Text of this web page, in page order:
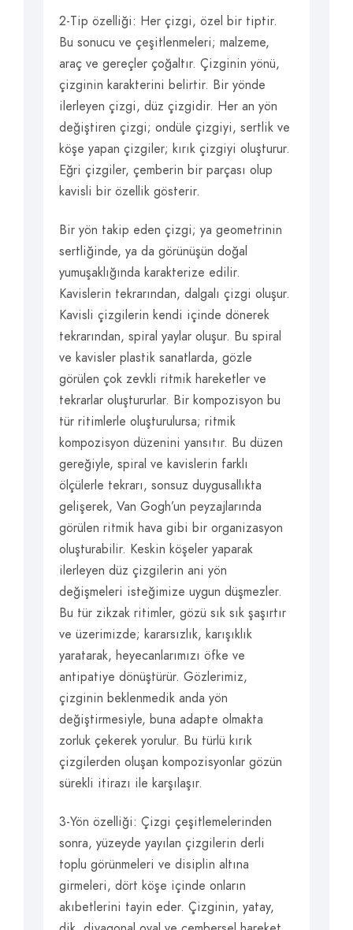
2-Tip özelliği: Her çizgi, özel bir tiptir.
Bu sonucu ve çeşitlenmeleri; malzeme,
araç ve gereçler çoğaltır. Çizginin yönü,
çizginin karakterini belirtir. Bir yönde
ilerleyen çizgi, düz çizgidir. Her an yön
değiştiren çizgi; ondüle çizgiyi, sertlik ve
köşe yapan çizgiler; kırık çizgiyi oluşturur.
Eğri çizgiler, çemberin bir parçası olup
kavisli bir özellik gösterir.
Bir yön takip eden çizgi; ya geometrinin
sertliğinde, ya da görünüşün doğal
yumuşaklığında karakterize edilir.
Kavislerin tekrarından, dalgalı çizgi oluşur.
Kavisli çizgilerin kendi içinde dönerek
tekrarından, spiral yaylar oluşur. Bu spiral
ve kavisler plastik sanatlarda, gözle
görülen çok zevkli ritmik hareketler ve
tekrarlar oluştururlar. Bir kompozisyon bu
tür ritimlerle oluşturulursa; ritmik
kompozisyon düzenini yansıtır. Bu düzen
gereğiyle, spiral ve kavislerin farklı
ölçülerle tekrarı, sonsuz duygusallıkta
gelişerek, Van Gogh’un peyzajlarında
görülen ritmik hava gibi bir organizasyon
oluşturabilir. Keskin köşeler yaparak
ilerleyen düz çizgilerin ani yön
değişmeleri isteğimize uygun düşmezler.
Bu tür zikzak ritimler, gözü sık sık şaşırtır
ve üzerimizde; kararsızlık, karışıklık
yaratarak, heyecanlarımızı öfke ve
antipatiye dönüştürür. Gözlerimiz,
çizginin beklenmedik anda yön
değiştirmesiyle, buna adapte olmakta
zorluk çekerek yorulur. Bu türlü kırık
çizgilerden oluşan kompozisyonlar gözün
sürekli itirazı ile karşılaşır.
3-Yön özelliği: Çizgi çeşitlemelerinden
sonra, yüzeyde yayılan çizgilerin derli
toplu görünmeleri ve disiplin altına
girmeleri, dört köşe içinde onların
akıbetlerini tayin eder. Çizginin, yatay,